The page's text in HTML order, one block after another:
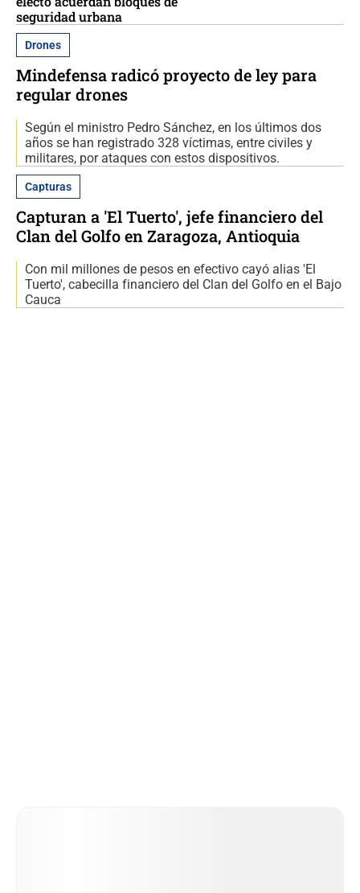
seguridad urbana
Drones
Mindefensa radicó proyecto de ley para
regular drones
Según el ministro Pedro Sánchez, en los últimos dos
años se han registrado 328 víctimas, entre civiles y
militares, por ataques con estos dispositivos.
Capturas
Capturan a 'El Tuerto', jefe financiero del
Clan del Golfo en Zaragoza, Antioquia
Con mil millones de pesos en efectivo cayó alias 'El
Tuerto', cabecilla financiero del Clan del Golfo en el Bajo
Cauca